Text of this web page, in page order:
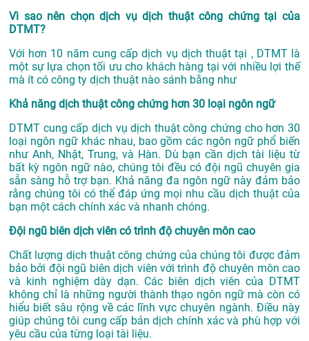
Vì sao nên chọn dịch vụ dịch thuật công chứng tại của
DTMT?
Với hơn 10 năm cung cấp dịch vụ dịch thuật tại , DTMT là
một sự lựa chọn tối ưu cho khách hàng tại với nhiều lợi thế
mà ít có công ty dịch thuật nào sánh bằng như
Khả năng dịch thuật công chứng hơn 30 loại ngôn ngữ
DTMT cung cấp dịch vụ dịch thuật công chứng cho hơn 30
loại ngôn ngữ khác nhau, bao gồm các ngôn ngữ phổ biến
như Anh, Nhật, Trung, và Hàn. Dù bạn cần dịch tài liệu từ
bất kỳ ngôn ngữ nào, chúng tôi đều có đội ngũ chuyên gia
sẵn sàng hỗ trợ bạn. Khả năng đa ngôn ngữ này đảm bảo
rằng chúng tôi có thể đáp ứng mọi nhu cầu dịch thuật của
bạn một cách chính xác và nhanh chóng.
Đội ngũ biên dịch viên có trình độ chuyên môn cao
Chất lượng dịch thuật công chứng của chúng tôi được đảm
bảo bởi đội ngũ biên dịch viên với trình độ chuyên môn cao
và kinh nghiệm dày dạn. Các biên dịch viên của DTMT
không chỉ là những người thành thạo ngôn ngữ mà còn có
hiểu biết sâu rộng về các lĩnh vực chuyên ngành. Điều này
giúp chúng tôi cung cấp bản dịch chính xác và phù hợp với
yêu cầu của từng loại tài liệu.